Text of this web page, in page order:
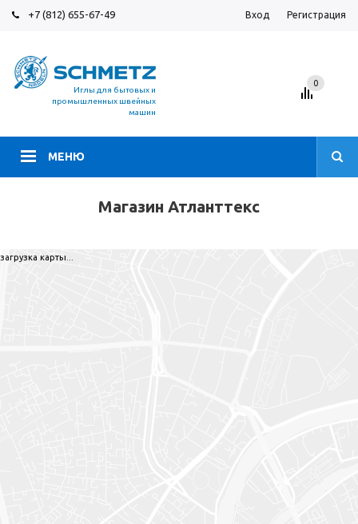
+7 (812) 655-67-49 Вход Регистрация
Иглы для бытовых и
промышленных швейных
машин
МЕНЮ
0
Магазин Атланттекс
загрузка карты...